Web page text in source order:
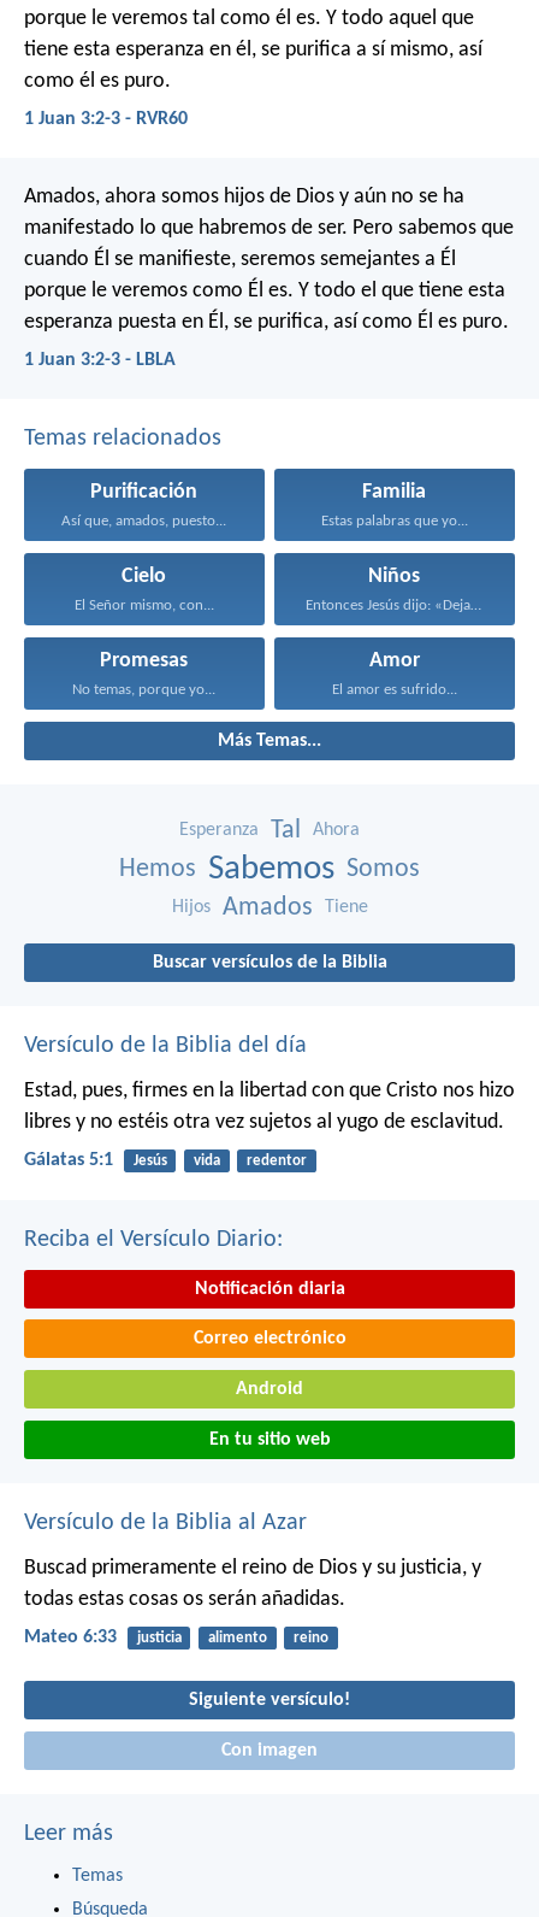
porque le veremos tal como él es. Y todo aquel que
tiene esta esperanza en él, se purifica a sí mismo, así
como él es puro.
1 Juan 3:2-3 - RVR60
Amados, ahora somos hijos de Dios y aún no se ha
manifestado lo que habremos de ser. Pero sabemos que
cuando Él se manifieste, seremos semejantes a Él
porque le veremos como Él es. Y todo el que tiene esta
esperanza puesta en Él, se purifica, así como Él es puro.
1 Juan 3:2-3 - LBLA
Temas relacionados
Purificación
Así que, amados, puesto...
Familia
Estas palabras que yo...
Cielo
El Señor mismo, con...
Niños
Entonces Jesús dijo: «Dejad...
Promesas
No temas, porque yo...
Amor
El amor es sufrido...
Más Temas...
Esperanza Tal Ahora
Hemos Sabemos Somos
Hijos Amados Tiene
Buscar versículos de la Biblia
Versículo de la Biblia del día
Estad, pues, firmes en la libertad con que Cristo nos hizo
libres y no estéis otra vez sujetos al yugo de esclavitud.
Gálatas 5:1 Jesús vida redentor
Reciba el Versículo Diario:
Notificación diaria
Correo electrónico
Android
En tu sitio web
Versículo de la Biblia al Azar
Buscad primeramente el reino de Dios y su justicia, y
todas estas cosas os serán añadidas.
Mateo 6:33 justicia alimento reino
Siguiente versículo!
Con imagen
Leer más
Temas
Búsqueda